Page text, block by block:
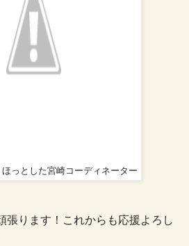
っとした宮崎コーディネーター
張ります！これからも応援よろし